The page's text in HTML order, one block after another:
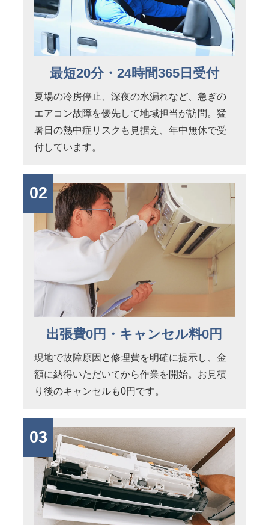
最短20分・24時間365日受付
夏場の冷房停止、深夜の水漏れなど、急ぎの
エアコン故障を優先して地域担当が訪問。猛
暑日の熱中症リスクも見据え、年中無休で受
付しています。
02
出張費0円・キャンセル料0円
現地で故障原因と修理費を明確に提示し、金
額に納得いただいてから作業を開始。お見積
り後のキャンセルも0円です。
03